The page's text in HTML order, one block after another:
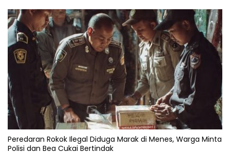
Peredaran Rokok Ilegal Diduga Marak di Menes, Warga Minta
Polisi dan Bea Cukai Bertindak